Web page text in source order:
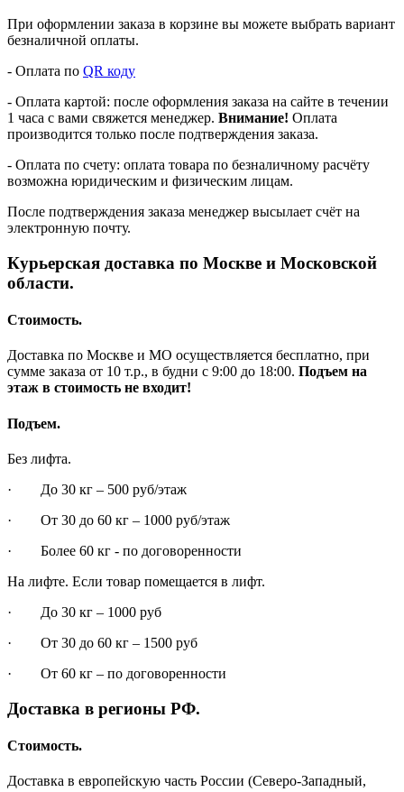
При оформлении заказа в корзине вы можете выбрать вариант
безналичной оплаты.
- Оплата по QR коду
- Оплата картой: после оформления заказа на сайте в течении
1 часа с вами свяжется менеджер. Внимание! Оплата
производится только после подтверждения заказа.
- Оплата по счету: оплата товара по безналичному расчёту
возможна юридическим и физическим лицам.
После подтверждения заказа менеджер высылает счёт на
электронную почту.
Курьерская доставка по Москве и Московской
области.
Стоимость.
Доставка по Москве и МО осуществляется бесплатно, при
сумме заказа от 10 т.р., в будни с 9:00 до 18:00. Подъем на
этаж в стоимость не входит!
Подъем.
Без лифта.
· До 30 кг – 500 руб/этаж
· От 30 до 60 кг – 1000 руб/этаж
· Более 60 кг - по договоренности
На лифте. Если товар помещается в лифт.
· До 30 кг – 1000 руб
· От 30 до 60 кг – 1500 руб
· От 60 кг – по договоренности
Доставка в регионы РФ.
Стоимость.
Доставка в европейскую часть России (Северо-Западный,